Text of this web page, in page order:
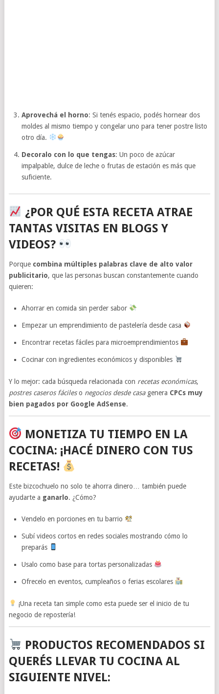
Aprovechá el horno: Si tenés espacio, podés hornear dos
moldes al mismo tiempo y congelar uno para tener postre listo
otro día.
Decoralo con lo que tengas: Un poco de azúcar
impalpable, dulce de leche o frutas de estación es más que
suficiente.
¿POR QUÉ ESTA RECETA ATRAE
TANTAS VISITAS EN BLOGS Y
VIDEOS?
Porque combina múltiples palabras clave de alto valor
publicitario, que las personas buscan constantemente cuando
quieren:
Ahorrar en comida sin perder sabor
Empezar un emprendimiento de pastelería desde casa
Encontrar recetas fáciles para microemprendimientos
Cocinar con ingredientes económicos y disponibles
Y lo mejor: cada búsqueda relacionada con recetas económicas,
postres caseros fácileso negocios desde casagenera CPCs muy
bien pagados por Google AdSense.
MONETIZA TU TIEMPO EN LA
COCINA: ¡HACÉ DINERO CON TUS
RECETAS!
Este bizcochuelo no solo te ahorra dinero… también puede
ayudarte a ganarlo. ¿Cómo?
Vendelo en porciones en tu barrio
Subí videos cortos en redes sociales mostrando cómo lo
preparás
Usalo como base para tortas personalizadas
Ofrecelo en eventos, cumpleaños o ferias escolares
¡Una receta tan simple como esta puede ser el inicio de tu
negocio de repostería!
PRODUCTOS RECOMENDADOS SI
QUERÉS LLEVAR TU COCINA AL
SIGUIENTE NIVEL: